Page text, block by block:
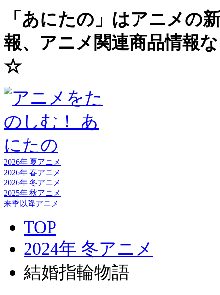
「あにたの」はアニメの
報、アニメ関連商品情報
☆
2026年 夏アニメ
2026年 春アニメ
2026年 冬アニメ
2025年 秋アニメ
来季以降アニメ
TOP
2024年 冬アニメ
結婚指輪物語